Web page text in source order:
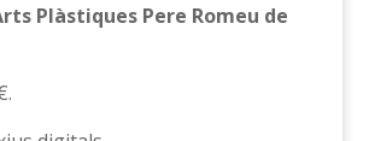
Plàstiques Pere Romeu de